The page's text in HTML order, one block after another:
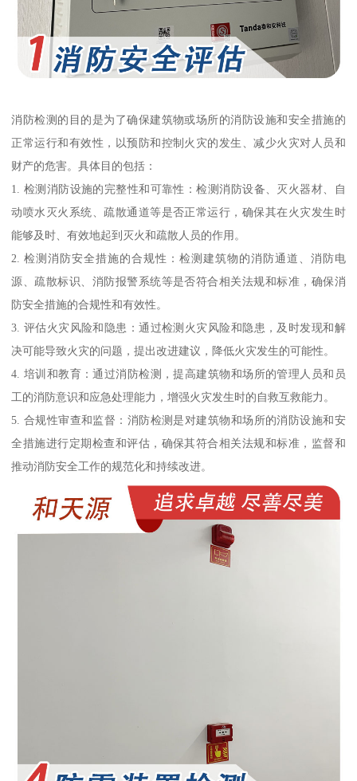
消防检测的目的是为了确保建筑物或场所的消防设施和安全措施的
正常运行和有效性，以预防和控制火灾的发生、减少火灾对人员和
财产的危害。具体目的包括：
1. 检测消防设施的完整性和可靠性：检测消防设备、灭火器材、自
动喷水灭火系统、疏散通道等是否正常运行，确保其在火灾发生时
能够及时、有效地起到灭火和疏散人员的作用。
2. 检测消防安全措施的合规性：检测建筑物的消防通道、消防电
源、疏散标识、消防报警系统等是否符合相关法规和标准，确保消
防安全措施的合规性和有效性。
3. 评估火灾风险和隐患：通过检测火灾风险和隐患，及时发现和解
决可能导致火灾的问题，提出改进建议，降低火灾发生的可能性。
4. 培训和教育：通过消防检测，提高建筑物和场所的管理人员和员
工的消防意识和应急处理能力，增强火灾发生时的自救互救能力。
5. 合规性审查和监督：消防检测是对建筑物和场所的消防设施和安
全措施进行定期检查和评估，确保其符合相关法规和标准，监督和
推动消防安全工作的规范化和持续改进。